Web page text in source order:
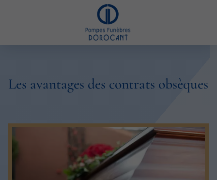
Les avantages des contrats obsèques